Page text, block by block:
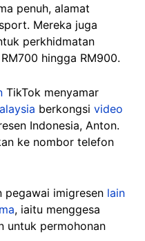
penuh, alamat
Mereka juga
perkhidmatan
hingga RM900.
TikTok menyamar
berkongsi video
Indonesia, Anton.
ke nombor telefon
pegawai imigresen lain
, iaitu menggesa
untuk permohonan